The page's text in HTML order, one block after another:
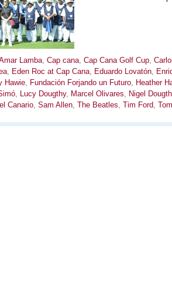
Lamba, Cap cana, Cap Cana Golf Cup,
, Eden Roc at Cap Cana, Eduardo Lovatón,
Hawie, Fundación Forjando un Futuro, Heather
, Lucy Dougthy, Marcel Olivares, Nigel
Canario, Sam Allen, The Beatles, Tim Ford,